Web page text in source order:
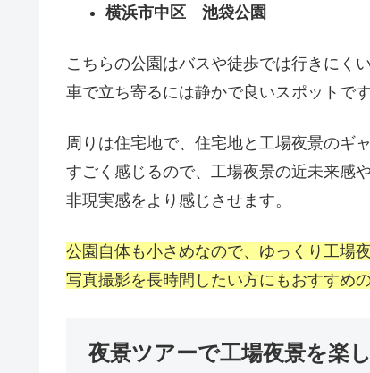
横浜市中区 池袋公園
こちらの公園はバスや徒歩では行きにくい
車で立ち寄るには静かで良いスポットです
周りは住宅地で、住宅地と工場夜景のギ
すごく感じるので、工場夜景の近未来感や
非現実感をより感じさせます。
公園自体も小さめなので、ゆっくり工場
写真撮影を長時間したい方にもおすすめの
夜景ツアーで工場夜景を楽